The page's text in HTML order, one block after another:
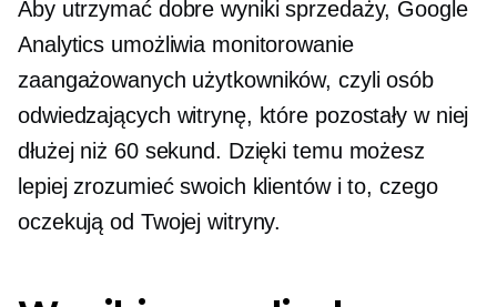
Aby utrzymać dobre wyniki sprzedaży, Google
Analytics umożliwia monitorowanie
zaangażowanych użytkowników, czyli osób
odwiedzających witrynę, które pozostały w niej
dłużej niż 60 sekund. Dzięki temu możesz
lepiej zrozumieć swoich klientów i to, czego
oczekują od Twojej witryny.